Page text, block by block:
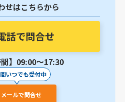
せはこちらから
話で問合せ
間】09:00〜17:30
いつでも受付中
メールで問合せ